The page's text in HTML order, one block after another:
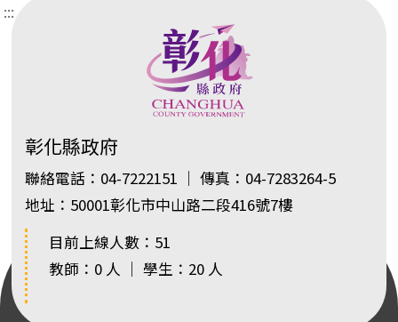
:::
彰化縣政府
聯絡電話：04-7222151 ｜ 傳真：04-7283264-5
地址：50001彰化市中山路二段416號7樓
目前上線人數：51
教師：0 人 ｜ 學生：20 人